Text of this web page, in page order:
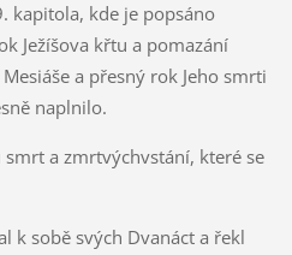
kapitola, kde je popsáno
Ježíšova křtu a pomazání
a přesný rok Jeho smrti
naplnilo.
smrt a zmrtvýchvstání, které se
k sobě svých Dvanáct a řekl